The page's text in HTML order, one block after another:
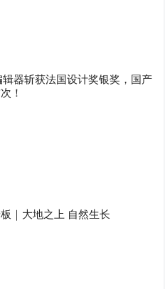
器斩获法国设计奖银奖，国产
！
｜大地之上 自然生长